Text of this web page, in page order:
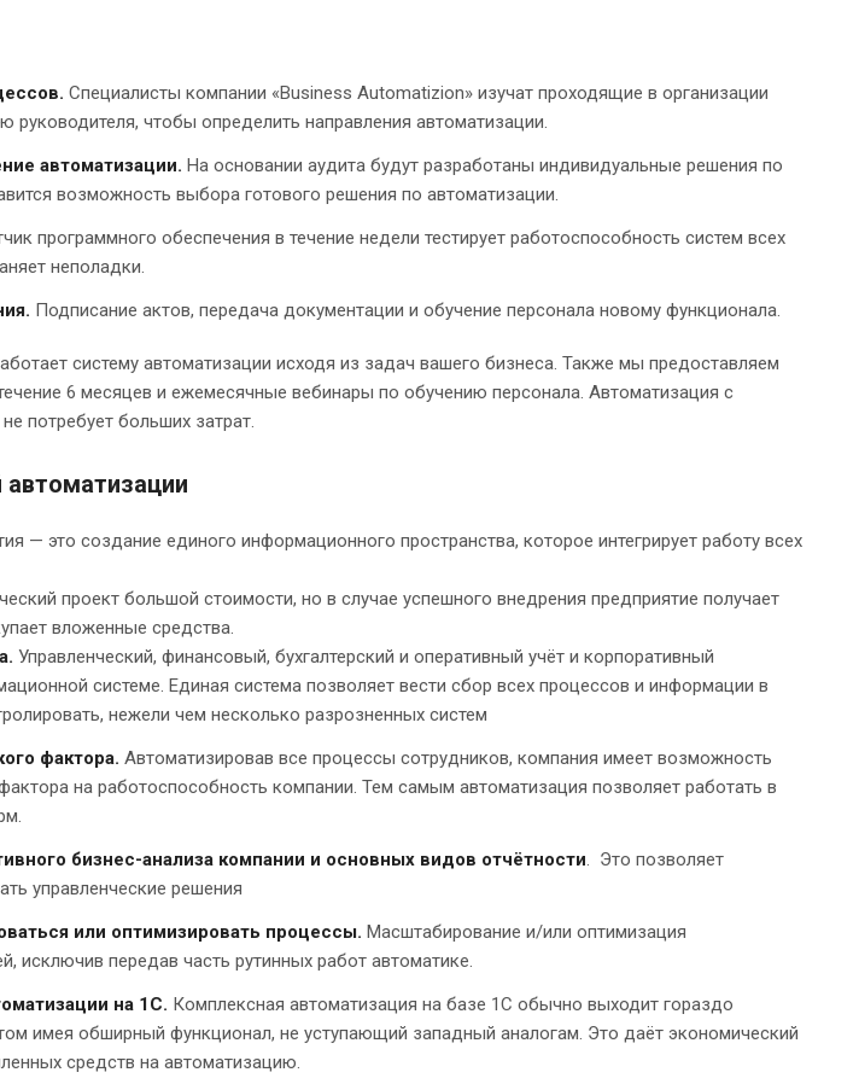
Специалисты компании «Business Automatizion» изучат проходящие в организации
чтобы определить направления автоматизации.
автоматизации. На основании аудита будут разработаны индивидуальные решения по
возможность выбора готового решения по автоматизации.
программного обеспечения в течение недели тестирует работоспособность систем всех
неполадки.
Подписание актов, передача документации и обучение персонала новому функционала.
систему автоматизации исходя из задач вашего бизнеса. Также мы предоставляем
6 месяцев и ежемесячные вебинары по обучению персонала. Автоматизация с
потребует больших затрат.
— это создание единого информационного пространства, которое интегрирует работу всех
проект большой стоимости, но в случае успешного внедрения предприятие получает
вложенные средства.
Управленческий, финансовый, бухгалтерский и оперативный учёт и корпоративный
системе. Единая система позволяет вести сбор всех процессов и информации в
нежели чем несколько разрозненных систем
фактора. Автоматизировав все процессы сотрудников, компания имеет возможность
на работоспособность компании. Тем самым автоматизация позволяет работать в
бизнес-анализа компании и основных видов отчётности. Это позволяет
управленческие решения
или оптимизировать процессы. Масштабирование и/или оптимизация
исключив передав часть рутинных работ автоматике.
на 1С. Комплексная автоматизация на базе 1С обычно выходит гораздо
имея обширный функционал, не уступающий западный аналогам. Это даёт экономический
средств на автоматизацию.